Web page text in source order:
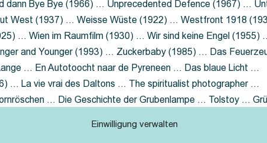
Einwilligung verwalten
dann Bye Bye (1966) … Unprecedented Defence (1967) …
West (1937) … Weisse Wüste (1922) … Westfront 1918
… Wien im Raumfilm (1930) … Wir sind keine Engel (1955)
and Younger (1993) … Zuckerbaby (1985) … Das
… En Autotoocht naar de Pyreneen … Das blaue Licht …
… La vie vrai des Daltons … The spiritualist photographer …
… Die Geschichte der Grubenlampe … Tolstoy …